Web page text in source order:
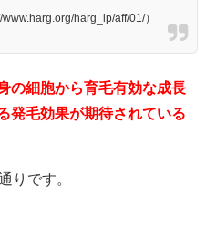
harg_lp/aff/01/）
の細胞から育毛有効な成長
発毛効果が期待されている
りです。